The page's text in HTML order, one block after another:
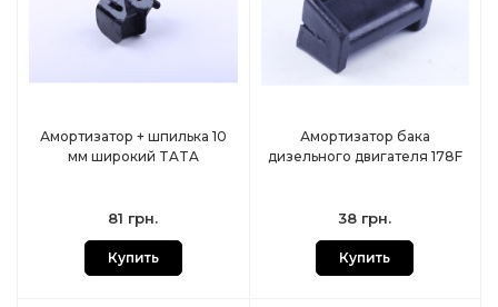
Амортизатор + шпилька 10
мм широкий TATA
81 грн.
Купить
Амортизатор бака
дизельного двигателя 178F
38 грн.
Купить